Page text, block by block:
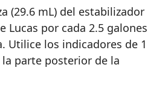
(29.6 mL) del estabilizador
Lucas por cada 2.5 galones
Utilice los indicadores de 1
la parte posterior de la